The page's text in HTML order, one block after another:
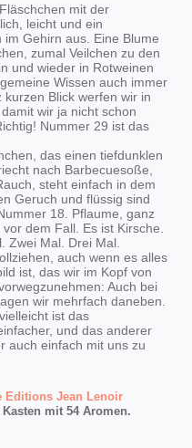
mit der
leicht und ein
Gehirn aus. Eine Blume
zumal Veilchen zu den
und wieder in Rotweinen
Wissen auch immer
Blick werfen wir in
wir ja nicht schon
Nummer 29 ist das
das einen tiefdunklen
nach Barbecuesoße,
steht einfach in dem
Geruch und flüssig sind
18. Pflaume, ganz
dem Fall. Es ist Kirsche.
Zwei Mal. Drei Mal.
auch wenn es alles
ist, das wir im Kopf von
Auch bei
wir mehrfach daneben.
ist das
und das anderer
auch einfach mit uns zu
mit 54 Aromen.